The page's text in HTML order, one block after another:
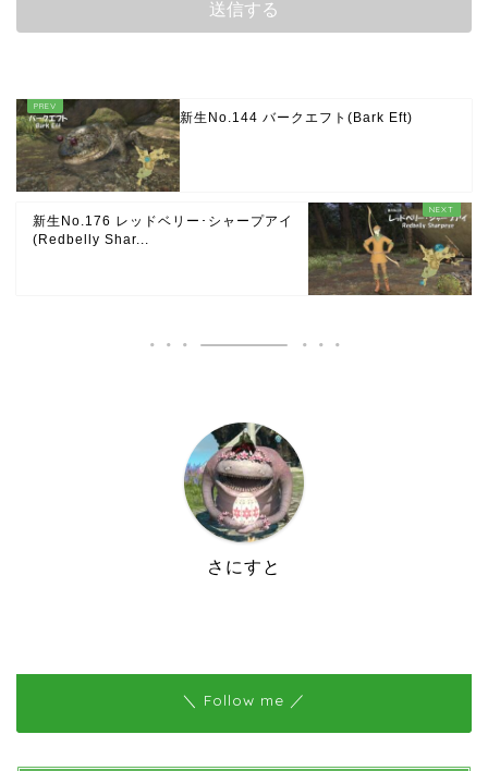
新生No.144 バークエフト(Bark Eft)
新生No.176 レッドベリー･シャープアイ
(Redbelly Shar...
さにすと
＼ Follow me ／